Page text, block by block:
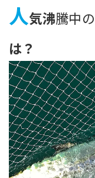
人気沸騰中の
は？